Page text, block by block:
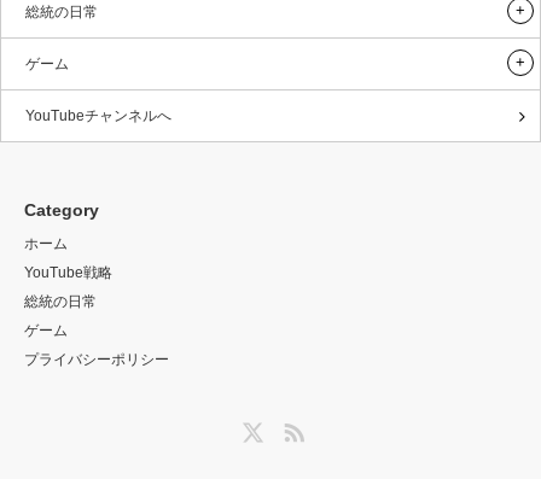
総統の日常
ゲーム
YouTubeチャンネルへ
Category
ホーム
YouTube戦略
総統の日常
ゲーム
プライバシーポリシー